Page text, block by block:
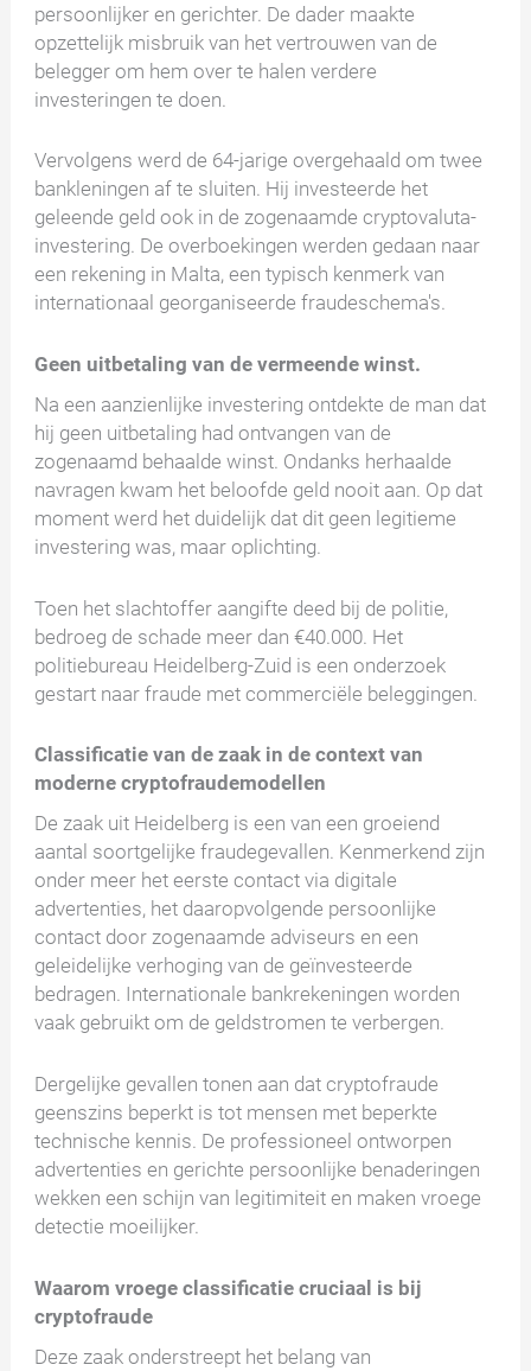
persoonlijker en gerichter. De dader maakte
opzettelijk misbruik van het vertrouwen van de
belegger om hem over te halen verdere
investeringen te doen.
Vervolgens werd de 64-jarige overgehaald om twee
bankleningen af te sluiten. Hij investeerde het
geleende geld ook in de zogenaamde cryptovaluta-
investering. De overboekingen werden gedaan naar
een rekening in Malta, een typisch kenmerk van
internationaal georganiseerde fraudeschema's.
Geen uitbetaling van de vermeende winst.
Na een aanzienlijke investering ontdekte de man dat
hij geen uitbetaling had ontvangen van de
zogenaamd behaalde winst. Ondanks herhaalde
navragen kwam het beloofde geld nooit aan. Op dat
moment werd het duidelijk dat dit geen legitieme
investering was, maar oplichting.
Toen het slachtoffer aangifte deed bij de politie,
bedroeg de schade meer dan €40.000. Het
politiebureau Heidelberg-Zuid is een onderzoek
gestart naar fraude met commerciële beleggingen.
Classificatie van de zaak in de context van
moderne cryptofraudemodellen
De zaak uit Heidelberg is een van een groeiend
aantal soortgelijke fraudegevallen. Kenmerkend zijn
onder meer het eerste contact via digitale
advertenties, het daaropvolgende persoonlijke
contact door zogenaamde adviseurs en een
geleidelijke verhoging van de geïnvesteerde
bedragen. Internationale bankrekeningen worden
vaak gebruikt om de geldstromen te verbergen.
Dergelijke gevallen tonen aan dat cryptofraude
geenszins beperkt is tot mensen met beperkte
technische kennis. De professioneel ontworpen
advertenties en gerichte persoonlijke benaderingen
wekken een schijn van legitimiteit en maken vroege
detectie moeilijker.
Waarom vroege classificatie cruciaal is bij
cryptofraude
Deze zaak onderstreept het belang van